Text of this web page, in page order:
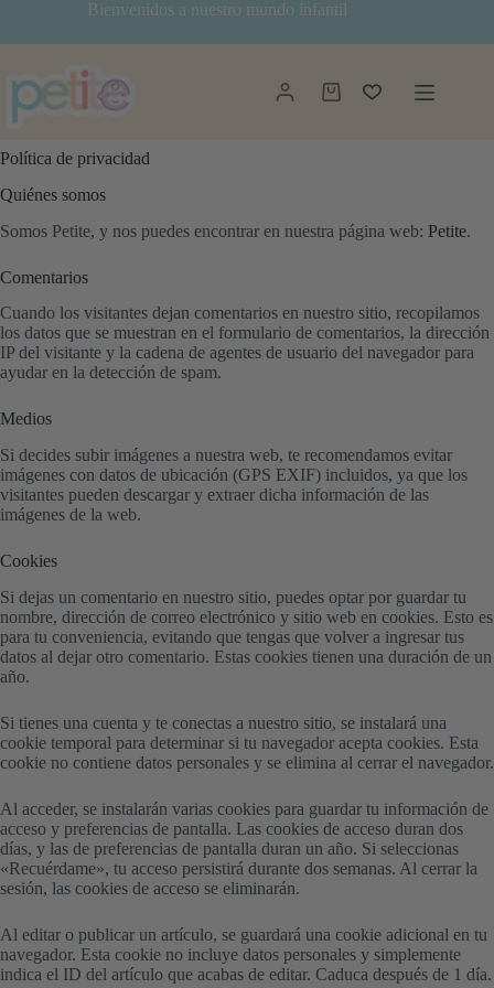
contenido
Bienvenidos a nuestro mundo infantil
Carro
Política de privacidad
Quiénes somos
Somos Petite, y nos puedes encontrar en nuestra página web: Petite.
Comentarios
Cuando los visitantes dejan comentarios en nuestro sitio, recopilamos
los datos que se muestran en el formulario de comentarios, la dirección
IP del visitante y la cadena de agentes de usuario del navegador para
ayudar en la detección de spam.
Medios
Si decides subir imágenes a nuestra web, te recomendamos evitar
imágenes con datos de ubicación (GPS EXIF) incluidos, ya que los
visitantes pueden descargar y extraer dicha información de las
imágenes de la web.
Cookies
Si dejas un comentario en nuestro sitio, puedes optar por guardar tu
nombre, dirección de correo electrónico y sitio web en cookies. Esto es
para tu conveniencia, evitando que tengas que volver a ingresar tus
datos al dejar otro comentario. Estas cookies tienen una duración de un
año.
Si tienes una cuenta y te conectas a nuestro sitio, se instalará una
cookie temporal para determinar si tu navegador acepta cookies. Esta
cookie no contiene datos personales y se elimina al cerrar el navegador.
Al acceder, se instalarán varias cookies para guardar tu información de
acceso y preferencias de pantalla. Las cookies de acceso duran dos
días, y las de preferencias de pantalla duran un año. Si seleccionas
«Recuérdame», tu acceso persistirá durante dos semanas. Al cerrar la
sesión, las cookies de acceso se eliminarán.
Al editar o publicar un artículo, se guardará una cookie adicional en tu
navegador. Esta cookie no incluye datos personales y simplemente
indica el ID del artículo que acabas de editar. Caduca después de 1 día.